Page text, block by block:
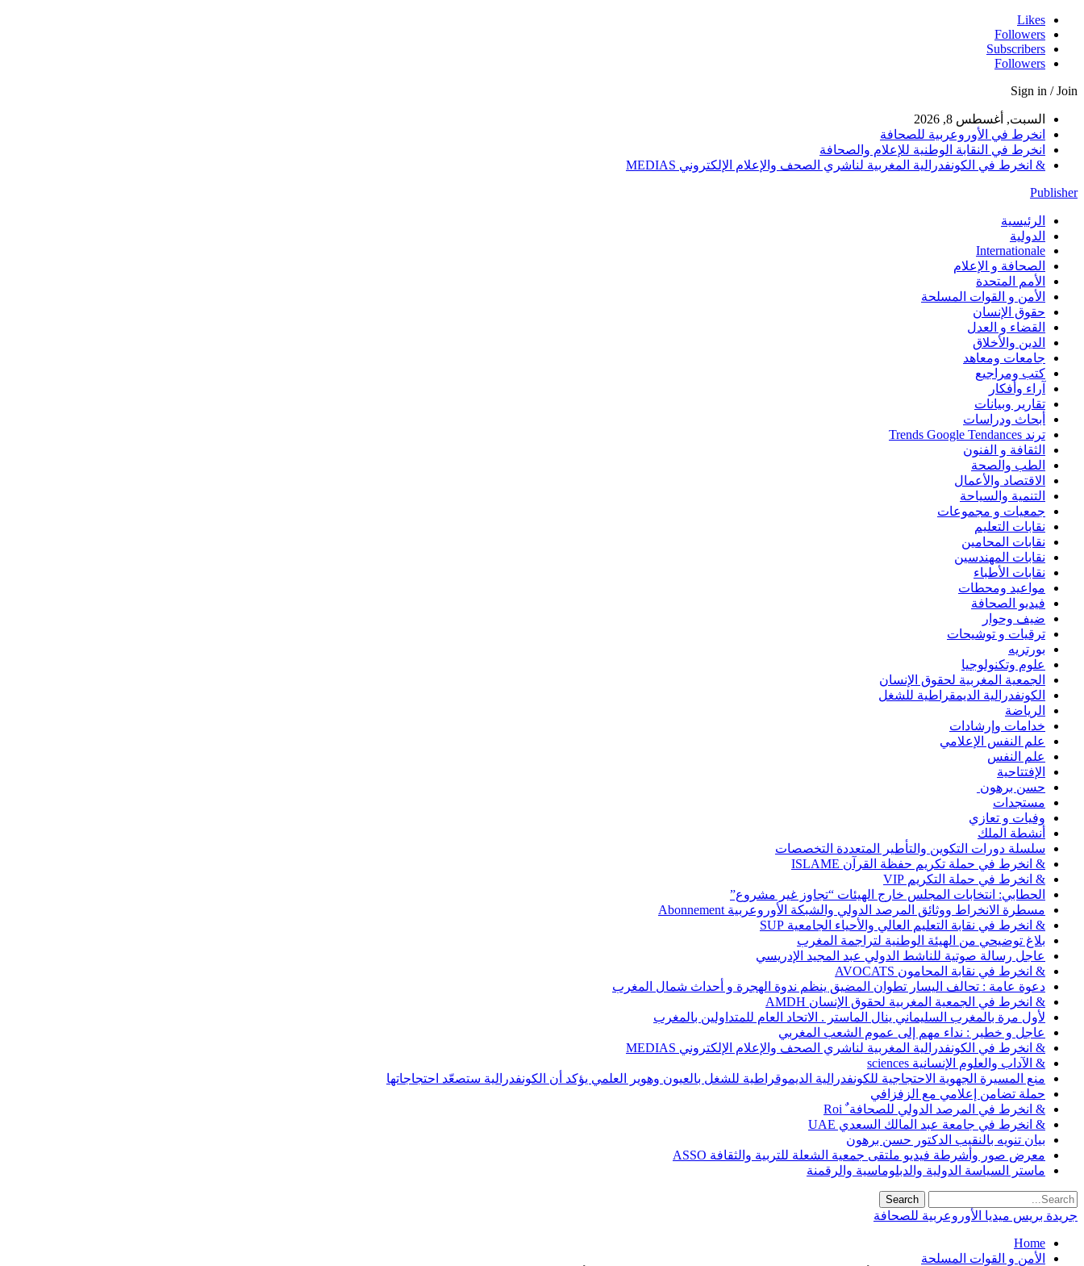
Likes
Followers
Subscribers
Followers
Sign in / Join
السبت, أغسطس 8, 2026
انخرط في الأوروعربية للصحافة
انخرط في النقابة الوطنية للإعلام والصحافة
& انخرط في الكونفدرالية المغربية لناشري الصحف والإعلام الإلكتروني MEDIAS
Publisher
الرئيسية
الدولية
Internationale
الصحافة و الإعلام
الأمم المتحدة
الأمن و القوات المسلحة
حقوق الإنسان
القضاء و العدل
الدين والأخلاق
جامعات ومعاهد
كتب ومراجيع
آراء وأفكار
تقارير وبيانات
أبحاث ودراسات
ترند Trends Google Tendances
الثقافة و الفنون
الطب والصحة
الاقتصاد والأعمال
التنمية والسياحة
جمعيات و مجموعات
نقابات التعليم
نقابات المحامين
نقابات المهندسين
نقابات الأطباء
مواعيد ومحطات
فيديو الصحافة
ضيف وحوار
ترقيات و توشيحات
بورتريه
علوم وتكنولوجيا
الجمعية المغربية لحقوق الإنسان
الكونفدرالية الديمقراطية للشغل
الرياضة
خدامات وإرشادات
علم النفس الإعلامي
علم النفس
الإفتتاحية
حسن برهون
مستجدات
وفيات و تعازي
أنشطة الملك
سلسلة دورات التكوين والتأطير المتعددة التخصصات
& انخرط في حملة تكريم حفظة القرآن ISLAME
& انخرط في حملة التكريم VIP
الحطابي: انتخابات المجلس خارج الهيئات “تجاوز غير مشروع”
مسطرة الانخراط ووثائق المرصد الدولي والشبكة الأوروعربية Abonnement
& انخرط في نقابة التعليم العالي والأحياء الجامعية SUP
بلاغ توضيحي من الهيئة الوطنية لتراجمة المغرب
عاجل رسالة صوتية للناشط الدولي عبد المجيد الإدريسي
& انخرط في نقابة المحامون AVOCATS
دعوة عامة : تحالف اليسار تطوان المضيق ينظم ندوة الهجرة و أحداث شمال المغرب
& انخرط في الجمعية المغربية لحقوق الإنسان AMDH
لأول مرة بالمغرب السليماني ينال الماستر . الاتحاد العام للمتداولين بالمغرب
عاجل و خطير : نداء مهم إلى عموم الشعب المغربي
& انخرط في الكونفدرالية المغربية لناشري الصحف والإعلام الإلكتروني MEDIAS
& الآداب والعلوم الإنسانية sciences
منع المسيرة الجهوية الاحتجاجية للكونفدرالية الديموقراطية للشغل بالعيون وهوير العلمي يؤكد أن الكونفدرالية ستصعّد احتجاجاتها
حملة تضامن إعلامي مع الزفزافي
& انخرط في المرصد الدولي للصحافة ٌ Roi
& انخرط في جامعة عبد المالك السعدي UAE
بيان تنويه بالنقيب الدكتور حسن برهون
معرض صور وأشرطة فيديو ملتقى جمعية الشعلة للتربية والثقافة ASSO
ماستر السياسة الدولية والدبلوماسية والرقمنة
جريدة بريس ميديا الأوروعربية للصحافة
Home
الأمن و القوات المسلحة